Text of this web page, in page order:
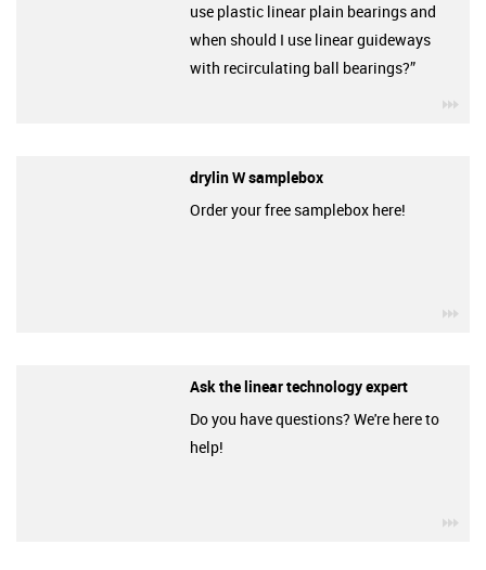
use plastic linear plain bearings and
when should I use linear guideways
with recirculating ball bearings?”
drylin W samplebox
Order your free samplebox here!
Ask the linear technology expert
Do you have questions? We're here to
help!